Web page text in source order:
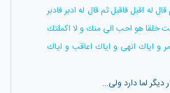
له اقبل فاقبل ثم قال له ادبر فادبر
خلقا هو احب الى منك و لا اكملتك
و اياك انهى و اياك اعاقب و اياك
لما دارد ولى...